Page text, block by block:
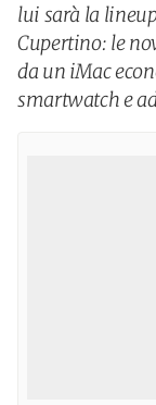
lui sarà la
Cupertino: le
da un iMac
smartwatch e